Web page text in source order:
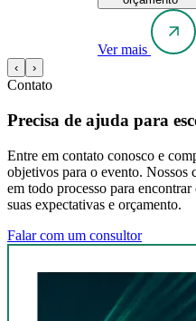
Ver mais
‹ ›
Contato
Precisa de ajuda para
Entre em contato conosco e
objetivos para o evento. Nossos
em todo processo para
suas expectativas e orçamento.
Falar com um consultor